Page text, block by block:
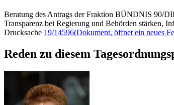
Beratung des Antrags der Fraktion BÜNDNIS 90/
Transparenz bei Regierung und Behörden stärken,
Drucksache 19/14596(Dokument, öffnet ein neues
Reden zu diesem